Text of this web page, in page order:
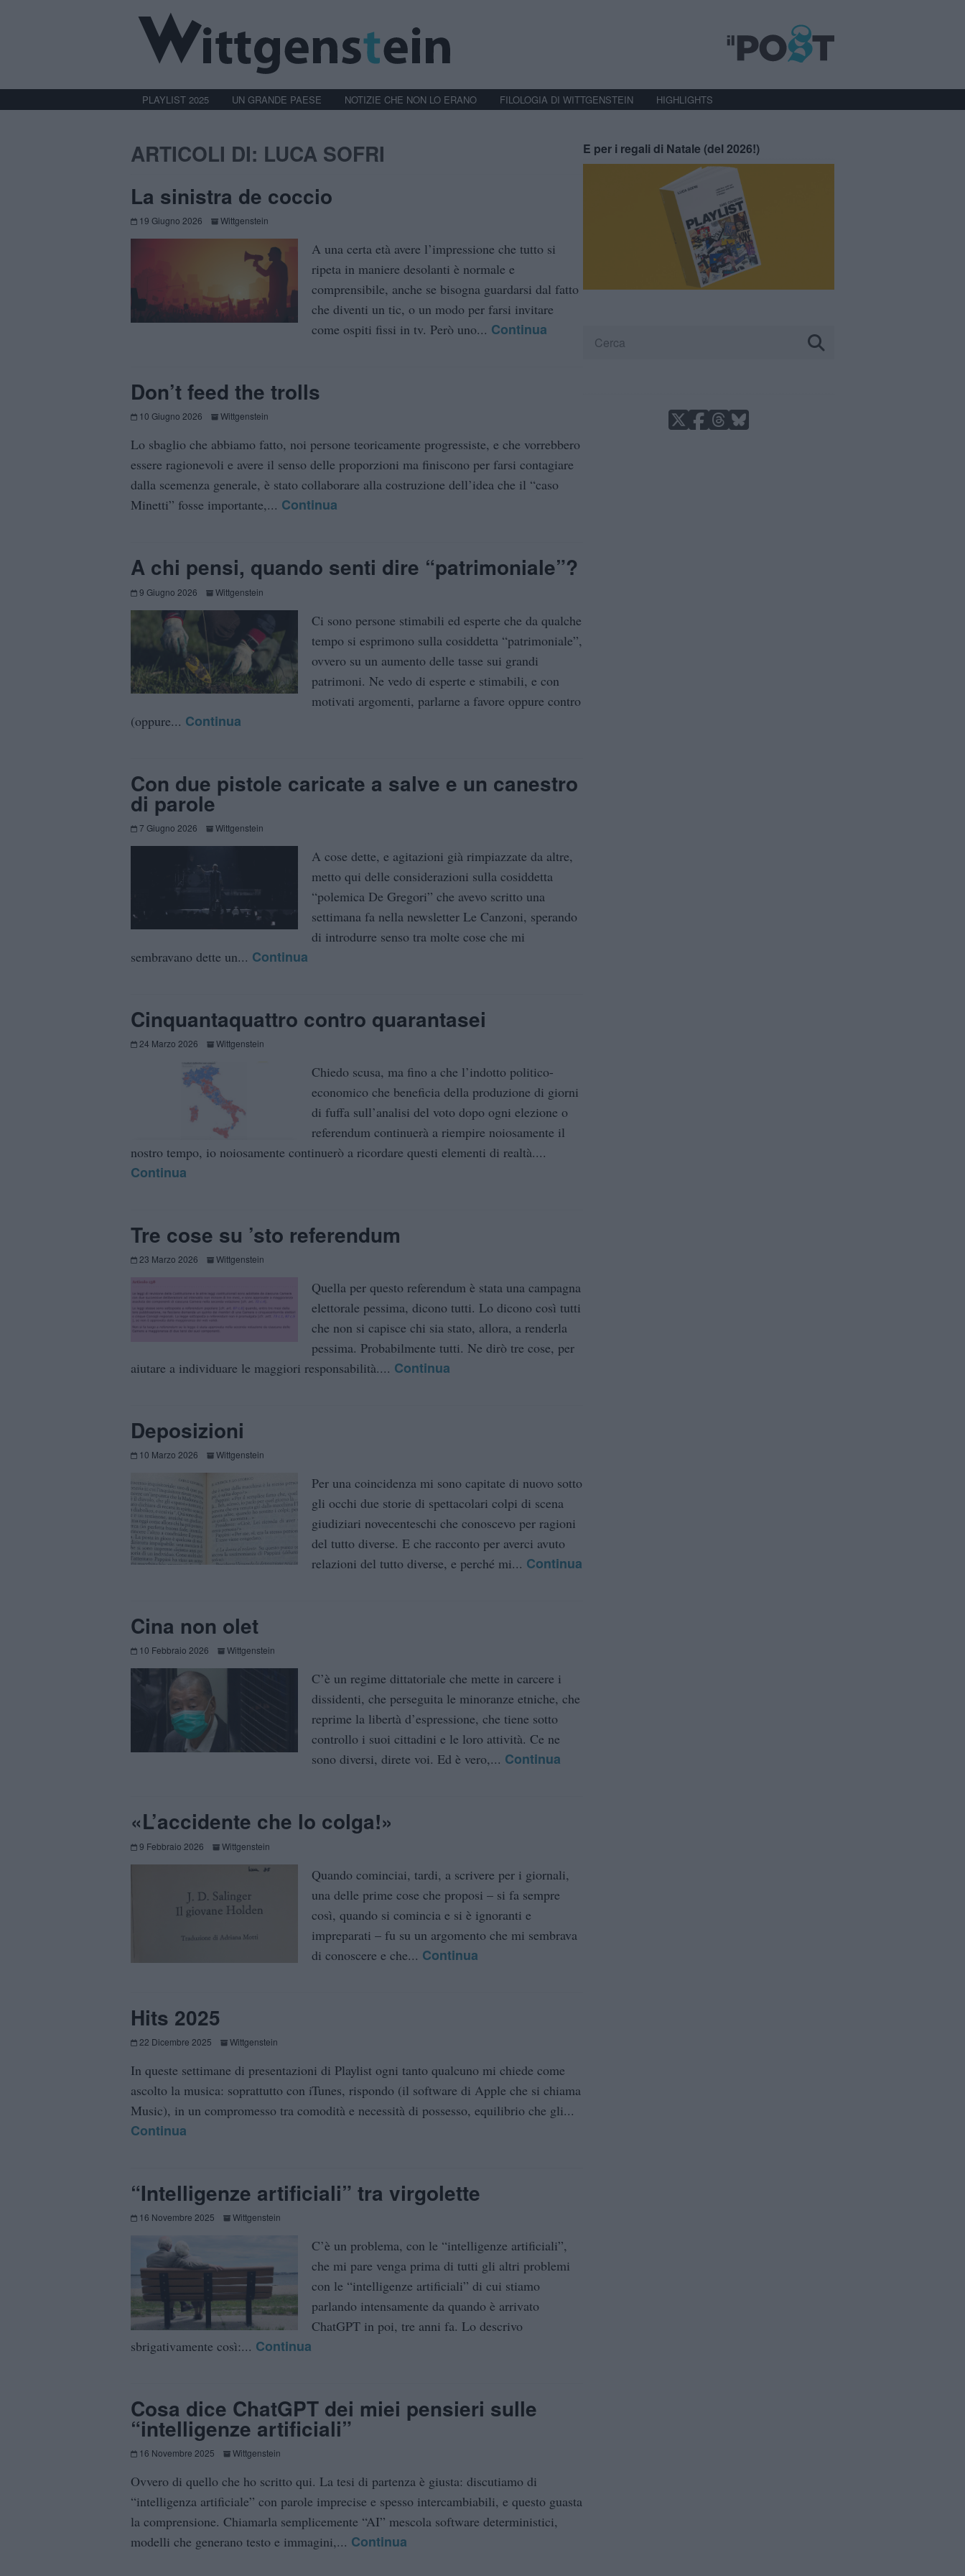
PLAYLIST 2025 UN GRANDE PAESE NOTIZIE CHE NON LO ERANO FILOLOGIA DI WITTGENSTEIN HIGHLIGHTS
ARTICOLI DI: LUCA SOFRI
La sinistra de coccio
19 Giugno 2026 Wittgenstein
A una certa età avere l’impressione che tutto si
ripeta in maniere desolanti è normale e
comprensibile, anche se bisogna guardarsi dal fatto
che diventi un tic, o un modo per farsi invitare
come ospiti fissi in tv. Però uno... Continua
Don’t feed the trolls
10 Giugno 2026 Wittgenstein
Lo sbaglio che abbiamo fatto, noi persone teoricamente progressiste, e che vorrebbero
essere ragionevoli e avere il senso delle proporzioni ma finiscono per farsi contagiare
dalla scemenza generale, è stato collaborare alla costruzione dell’idea che il “caso
Minetti” fosse importante,... Continua
A chi pensi, quando senti dire “patrimoniale”?
9 Giugno 2026 Wittgenstein
Ci sono persone stimabili ed esperte che da qualche
tempo si esprimono sulla cosiddetta “patrimoniale”,
ovvero su un aumento delle tasse sui grandi
patrimoni. Ne vedo di esperte e stimabili, e con
motivati argomenti, parlarne a favore oppure contro
(oppure... Continua
Con due pistole caricate a salve e un canestro
di parole
7 Giugno 2026 Wittgenstein
A cose dette, e agitazioni già rimpiazzate da altre,
metto qui delle considerazioni sulla cosiddetta
“polemica De Gregori” che avevo scritto una
settimana fa nella newsletter Le Canzoni, sperando
di introdurre senso tra molte cose che mi
sembravano dette un... Continua
Cinquantaquattro contro quarantasei
24 Marzo 2026 Wittgenstein
Chiedo scusa, ma fino a che l’indotto politico-
economico che beneficia della produzione di giorni
di fuffa sull’analisi del voto dopo ogni elezione o
referendum continuerà a riempire noiosamente il
nostro tempo, io noiosamente continuerò a ricordare questi elementi di realtà....
Continua
Tre cose su ’sto referendum
23 Marzo 2026 Wittgenstein
Quella per questo referendum è stata una campagna
elettorale pessima, dicono tutti. Lo dicono così tutti
che non si capisce chi sia stato, allora, a renderla
pessima. Probabilmente tutti. Ne dirò tre cose, per
aiutare a individuare le maggiori responsabilità.... Continua
Deposizioni
10 Marzo 2026 Wittgenstein
Per una coincidenza mi sono capitate di nuovo sotto
gli occhi due storie di spettacolari colpi di scena
giudiziari novecenteschi che conoscevo per ragioni
del tutto diverse. E che racconto per averci avuto
relazioni del tutto diverse, e perché mi... Continua
Cina non olet
10 Febbraio 2026 Wittgenstein
C’è un regime dittatoriale che mette in carcere i
dissidenti, che perseguita le minoranze etniche, che
reprime la libertà d’espressione, che tiene sotto
controllo i suoi cittadini e le loro attività. Ce ne
sono diversi, direte voi. Ed è vero,... Continua
«L’accidente che lo colga!»
9 Febbraio 2026 Wittgenstein
Quando cominciai, tardi, a scrivere per i giornali,
una delle prime cose che proposi – si fa sempre
così, quando si comincia e si è ignoranti e
impreparati – fu su un argomento che mi sembrava
di conoscere e che... Continua
Hits 2025
22 Dicembre 2025 Wittgenstein
In queste settimane di presentazioni di Playlist ogni tanto qualcuno mi chiede come
ascolto la musica: soprattutto con iTunes, rispondo (il software di Apple che si chiama
Music), in un compromesso tra comodità e necessità di possesso, equilibrio che gli...
Continua
“Intelligenze artificiali” tra virgolette
16 Novembre 2025 Wittgenstein
C’è un problema, con le “intelligenze artificiali”,
che mi pare venga prima di tutti gli altri problemi
con le “intelligenze artificiali” di cui stiamo
parlando intensamente da quando è arrivato
ChatGPT in poi, tre anni fa. Lo descrivo
sbrigativamente così:... Continua
Cosa dice ChatGPT dei miei pensieri sulle
“intelligenze artificiali”
16 Novembre 2025 Wittgenstein
Ovvero di quello che ho scritto qui. La tesi di partenza è giusta: discutiamo di
“intelligenza artificiale” con parole imprecise e spesso intercambiabili, e questo guasta
la comprensione. Chiamarla semplicemente “AI” mescola software deterministici,
modelli che generano testo e immagini,... Continua
E per i regali di Natale (del 2026!)